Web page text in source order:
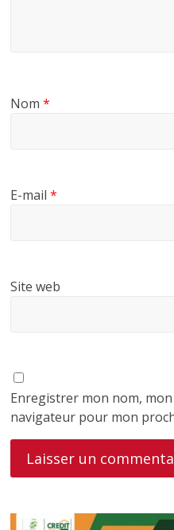
Nom*
E-mail*
Site web
Enregistrer mon nom,
navigateur pour mon